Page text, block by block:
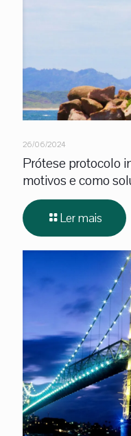
26/06/2024
Prótese protocolo
motivos e como
Ler mais